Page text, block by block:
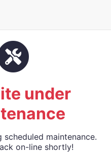
under
scheduled maintenance.
on-line shortly!